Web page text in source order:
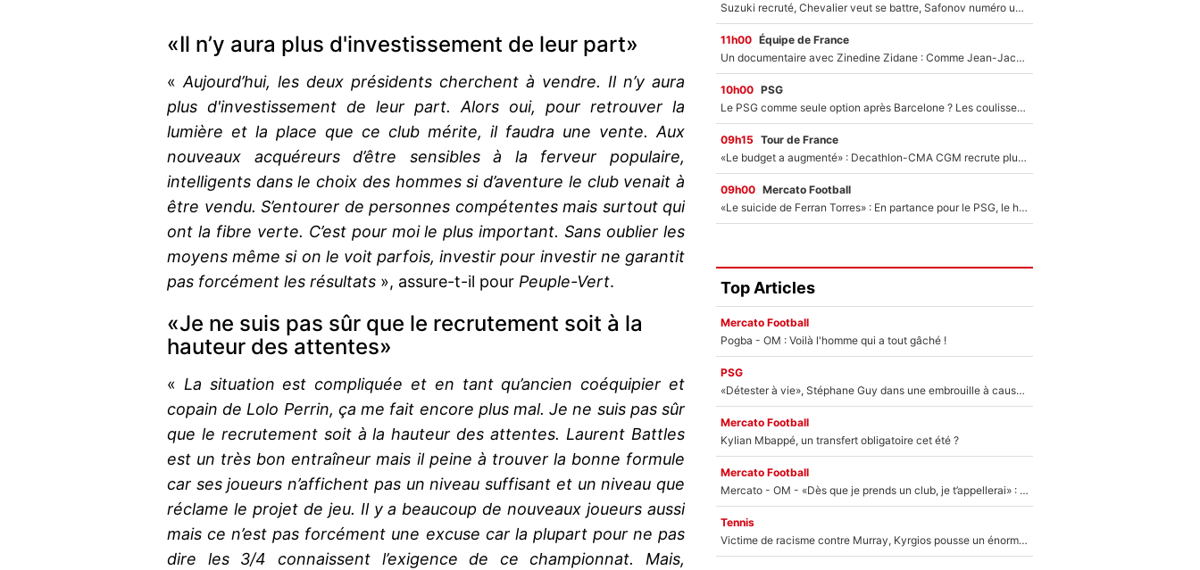
«Il n’y aura plus d'investissement de leur part»
«Aujourd’hui, les deux présidents cherchent à vendre. Il n’y aura
plus d'investissement de leur part. Alors oui, pour retrouver la
lumière et la place que ce club mérite, il faudra une vente. Aux
nouveaux acquéreurs d’être sensibles à la ferveur populaire,
intelligents dans le choix des hommes si d’aventure le club venait à
être vendu. S’entourer de personnes compétentes mais surtout qui
ont la fibre verte. C’est pour moi le plus important. Sans oublier les
moyens même si on le voit parfois, investir pour investir ne garantit
pas forcément les résultats », assure-t-il pour Peuple-Vert.
«Je ne suis pas sûr que le recrutement soit à la
hauteur des attentes»
« La situation est compliquée et en tant qu’ancien coéquipier et
copain de Lolo Perrin, ça me fait encore plus mal. Je ne suis pas sûr
que le recrutement soit à la hauteur des attentes. Laurent Battles
est un très bon entraîneur mais il peine à trouver la bonne formule
car ses joueurs n’affichent pas un niveau suffisant et un niveau que
réclame le projet de jeu. Il y a beaucoup de nouveaux joueurs aussi
mais ce n’est pas forcément une excuse car la plupart pour ne pas
dire les 3/4 connaissent l’exigence de ce championnat. Mais,
Suzuki recruté, Chevalier veut se battre, Safonov numéro un… Le PSG se lance encore dans un gros chantier pour le poste de gardien de but
11h00 Équipe de France
Un documentaire avec Zinedine Zidane : Comme Jean-Jacques Goldman et Mylène Farmer, le nouveau sélectionneur de l'équipe de France a recalé une journaliste très connue
10h00 PSG
Le PSG comme seule option après Barcelone ? Les coulisses de la signature historique de Lionel Messi sont révélées au grand jour !
09h15 Tour de France
«Le budget a augmenté» : Decathlon-CMA CGM recrute plusieurs coureurs pour offrir à Paul Seixas une équipe pour gagner le Tour de France 2027
09h00 Mercato Football
«Le suicide de Ferran Torres» : En partance pour le PSG, le héros de la finale de la Coupe du monde s'attire les foudres de la presse espagnole !
Top Articles
Mercato Football
Pogba - OM : Voilà l'homme qui a tout gâché !
PSG
«Détester à vie», Stéphane Guy dans une embrouille à cause du PSG !
Mercato Football
Kylian Mbappé, un transfert obligatoire cet été ?
Mercato Football
Mercato - OM - «Dès que je prends un club, je t’appellerai» : La promesse de Marcelino au moment de claquer la porte
Tennis
Victime de racisme contre Murray, Kyrgios pousse un énorme coup de gueule !